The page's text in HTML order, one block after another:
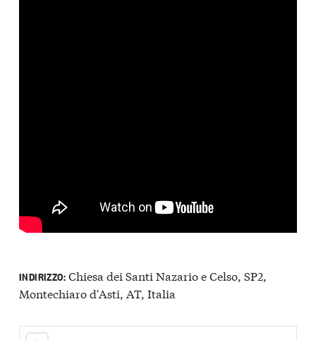
INDIRIZZO:Chiesa dei Santi Nazario e Celso, SP2,
Montechiaro d'Asti, AT, Italia